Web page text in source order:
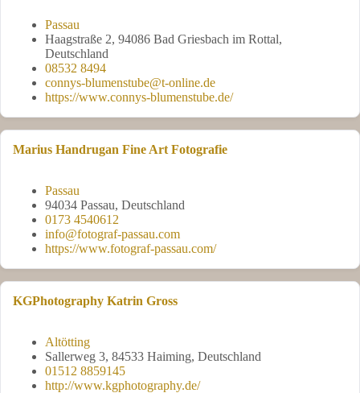
Passau
Haagstraße 2, 94086 Bad Griesbach im Rottal,
Deutschland
08532 8494
connys-blumenstube@t-online.de
https://www.connys-blumenstube.de/
Marius Handrugan Fine Art Fotografie
Passau
94034 Passau, Deutschland
0173 4540612
info@fotograf-passau.com
https://www.fotograf-passau.com/
KGPhotography Katrin Gross
Altötting
Sallerweg 3, 84533 Haiming, Deutschland
01512 8859145
http://www.kgphotography.de/